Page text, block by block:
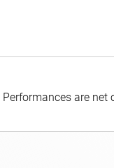
Performances are net